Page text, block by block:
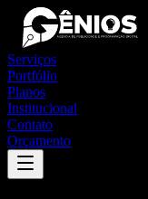
Serviços
Portfólio
Planos
Institucional
Contato
Orçamento